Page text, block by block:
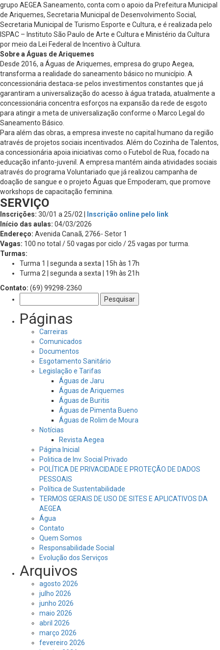
grupo AEGEA Saneamento, conta com o apoio da Prefeitura Municipal
de Ariquemes, Secretaria Municipal de Desenvolvimento Social,
Secretaria Municipal de Turismo Esporte e Cultura, e é realizada pelo
ISPAC – Instituto São Paulo de Arte e Cultura e Ministério da Cultura
por meio da Lei Federal de Incentivo à Cultura.
Sobre a Águas de Ariquemes
Desde 2016, a Águas de Ariquemes, empresa do grupo Aegea,
transforma a realidade do saneamento básico no município. A
concessionária destaca-se pelos investimentos constantes que já
garantiram a universalização do acesso à água tratada, atualmente a
concessionária concentra esforços na expansão da rede de esgoto
para atingir a meta de universalização conforme o Marco Legal do
Saneamento Básico.
Para além das obras, a empresa investe no capital humano da região
através de projetos sociais incentivados. Além do Cozinha de Talentos,
a concessionária apoia iniciativas como o Futebol de Rua, focado na
educação infanto-juvenil. A empresa mantém ainda atividades sociais
através do programa Voluntariado que já realizou campanha de
doação de sangue e o projeto Águas que Empoderam, que promove
workshops de capacitação feminina.
SERVIÇO
Inscrições: 30/01 a 25/02 |
Inscrição online pelo link
Início das aulas: 04/03/2026
Endereço: Avenida Canaã, 2766- Setor 1
Vagas: 100 no total / 50 vagas por ciclo / 25 vagas por turma.
Turmas:
Turma 1 | segunda a sexta | 15h às 17h
Turma 2 | segunda a sexta | 19h às 21h
Contato: (69) 99298-2360
por:
Páginas
Carreiras
Comunicados
Documentos
Esgotamento Sanitário
Legislação e Tarifas
Águas de Jaru
Águas de Ariquemes
Águas de Buritis
Águas de Pimenta Bueno
Águas de Rolim de Moura
Notícias
Revista Aegea
Página Inicial
Politica de Inv. Social Privado
POLÍTICA DE PRIVACIDADE E PROTEÇÃO DE DADOS
PESSOAIS
Política de Sustentabilidade
TERMOS GERAIS DE USO DE SITES E APLICATIVOS DA
AEGEA
Água
Contato
Quem Somos
Responsabilidade Social
Evolução dos Serviços
Arquivos
agosto 2026
julho 2026
junho 2026
maio 2026
abril 2026
março 2026
fevereiro 2026